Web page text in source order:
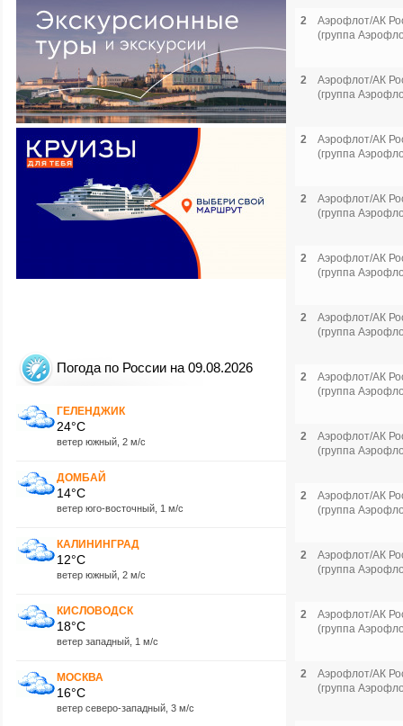
Погода по России на 09.08.2026
ГЕЛЕНДЖИК
24°C
ветер южный, 2 м/с
ДОМБАЙ
14°C
ветер юго-восточный, 1 м/с
КАЛИНИНГРАД
12°C
ветер южный, 2 м/с
КИСЛОВОДСК
18°C
ветер западный, 1 м/с
МОСКВА
16°C
ветер северо-западный, 3 м/с
2
Аэрофлот/АК
(группа
2
Аэрофлот/АК
(группа
2
Аэрофлот/АК
(группа
2
Аэрофлот/АК
(группа
2
Аэрофлот/АК
(группа
2
Аэрофлот/АК
(группа
2
Аэрофлот/АК
(группа
2
Аэрофлот/АК
(группа
2
Аэрофлот/АК
(группа
2
Аэрофлот/АК
(группа
2
Аэрофлот/АК
(группа
2
Аэрофлот/АК
(группа